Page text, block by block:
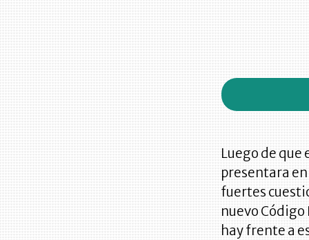
Luego de que
presentara
fuertes
nuevo
hay frente a